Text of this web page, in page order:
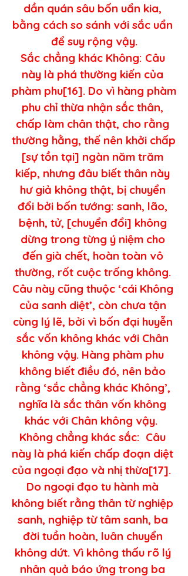
dần quán sâu bốn uẩn kia,
bằng cách so sánh với sắc uẩn
để suy rộng vậy.
Sắc chẳng khác Không: Câu
này là phá thường kiến của
phàm phu[16]. Do vì hàng phàm
phu chỉ thừa nhận sắc thân,
chấp làm chân thật, cho rằng
thường hằng, thế nên khởi chấp
[sự tồn tại] ngàn năm trăm
kiếp, nhưng đâu biết thân này
hư giả không thật, bị chuyển
đổi bởi bốn tướng: sanh, lão,
bệnh, tử, [chuyển đổi] không
dừng trong từng ý niệm cho
đến già chết, hoàn toàn vô
thường, rốt cuộc trống không.
Câu này cũng thuộc ‘cái Không
của sanh diệt’, còn chưa tận
cùng lý lẽ, bởi vì bốn đại huyễn
sắc vốn không khác với Chân
không vậy. Hàng phàm phu
không biết điều đó, nên bảo
rằng ‘sắc chẳng khác Không’,
nghĩa là sắc thân vốn không
khác với Chân không vậy.
Không chẳng khác sắc:  Câu
này là phá kiến chấp đoạn diệt
của ngoại đạo và nhị thừa[17].
Do ngoại đạo tu hành mà
không biết rằng thân từ nghiệp
sanh, nghiệp từ tâm sanh, ba
đời tuần hoàn, luân chuyển
không dứt. Vì không thấu rõ lý
nhân quả báo ứng trong ba